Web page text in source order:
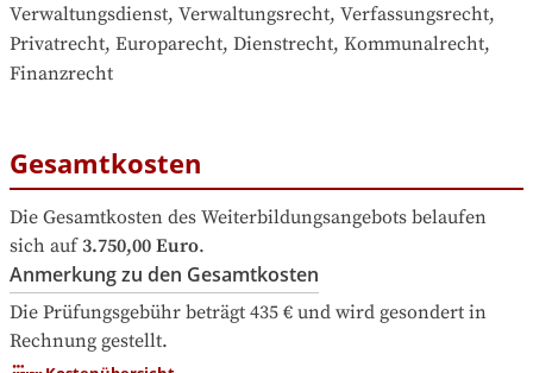
Verwaltungsdienst, Verwaltungsrecht, Verfassungsrecht,
Privatrecht, Europarecht, Dienstrecht, Kommunalrecht,
Finanzrecht
Gesamtkosten
Die Gesamtkosten des Weiterbildungsangebots belaufen
sich auf 3.750,00 Euro.
Anmerkung zu den Gesamtkosten
Die Prüfungsgebühr beträgt 435 € und wird gesondert in
Rechnung gestellt.